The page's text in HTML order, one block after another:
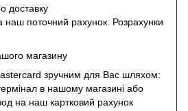
доставку
наш поточний рахунок. Розрахунки
магазину
зручним для Вас шляхом:
в нашому магазині або
на наш картковий рахунок